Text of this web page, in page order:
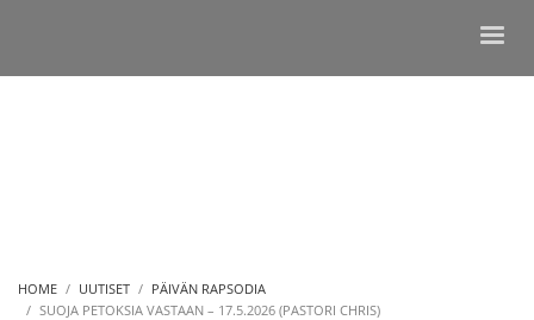
HOME UUTISET
PÄIVÄN RAPSODIA
SUOJA PETOKSIA VASTAAN – 17.5.2026 (PASTORI CHRIS)